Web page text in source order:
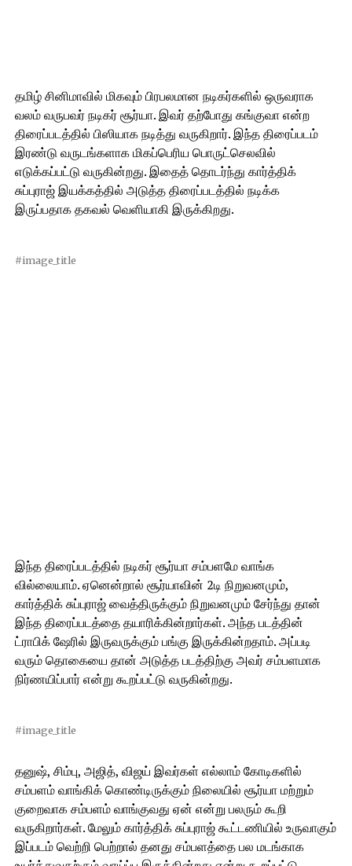
தமிழ் சினிமாவில் மிகவும் பிரபலமான நடிகர்களில் ஒருவராக
வலம் வருபவர் நடிகர் சூர்யா. இவர் தற்போது கங்குவா என்ற
திரைப்படத்தில் பிஸியாக நடித்து வருகிறார். இந்த திரைப்படம்
இரண்டு வருடங்களாக மிகப்பெரிய பொருட்செலவில்
எடுக்கப்பட்டு வருகின்றது. இதைத் தொடர்ந்து கார்த்திக்
சுப்புராஜ் இயக்கத்தில் அடுத்த திரைப்படத்தில் நடிக்க
இருப்பதாக தகவல் வெளியாகி இருக்கிறது.
#image_title
இந்த திரைப்படத்தில் நடிகர் சூர்யா சம்பளமே வாங்க
வில்லையாம். ஏனென்றால் சூர்யாவின் 2டி நிறுவனமும்,
கார்த்திக் சுப்புராஜ் வைத்திருக்கும் நிறுவனமும் சேர்ந்து தான்
இந்த திரைப்படத்தை தயாரிக்கின்றார்கள். அந்த படத்தின்
ட்ராபிக் ஷேரில் இருவருக்கும் பங்கு இருக்கின்றதாம். அப்படி
வரும் தொகையை தான் அடுத்த படத்திற்கு அவர் சம்பளமாக
நிர்ணயிப்பார் என்று கூறப்பட்டு வருகின்றது.
#image_title
தனுஷ், சிம்பு, அஜித், விஜய் இவர்கள் எல்லாம் கோடிகளில்
சம்பளம் வாங்கிக் கொண்டிருக்கும் நிலையில் சூர்யா மற்றும்
குறைவாக சம்பளம் வாங்குவது ஏன் என்று பலரும் கூறி
வருகிறார்கள். மேலும் கார்த்திக் சுப்புராஜ் கூட்டணியில் உருவாகும்
இப்படம் வெற்றி பெற்றால் தனது சம்பளத்தை பல மடங்காக